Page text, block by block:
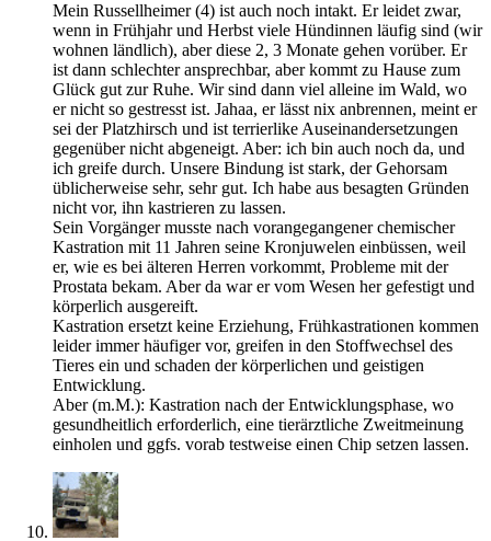
Mein Russellheimer (4) ist auch noch intakt. Er leidet zwar,
wenn in Frühjahr und Herbst viele Hündinnen läufig sind (wir
wohnen ländlich), aber diese 2, 3 Monate gehen vorüber. Er
ist dann schlechter ansprechbar, aber kommt zu Hause zum
Glück gut zur Ruhe. Wir sind dann viel alleine im Wald, wo
er nicht so gestresst ist. Jahaa, er lässt nix anbrennen, meint er
sei der Platzhirsch und ist terrierlike Auseinandersetzungen
gegenüber nicht abgeneigt. Aber: ich bin auch noch da, und
ich greife durch. Unsere Bindung ist stark, der Gehorsam
üblicherweise sehr, sehr gut. Ich habe aus besagten Gründen
nicht vor, ihn kastrieren zu lassen.
Sein Vorgänger musste nach vorangegangener chemischer
Kastration mit 11 Jahren seine Kronjuwelen einbüssen, weil
er, wie es bei älteren Herren vorkommt, Probleme mit der
Prostata bekam. Aber da war er vom Wesen her gefestigt und
körperlich ausgereift.
Kastration ersetzt keine Erziehung, Frühkastrationen kommen
leider immer häufiger vor, greifen in den Stoffwechsel des
Tieres ein und schaden der körperlichen und geistigen
Entwicklung.
Aber (m.M.): Kastration nach der Entwicklungsphase, wo
gesundheitlich erforderlich, eine tierärztliche Zweitmeinung
einholen und ggfs. vorab testweise einen Chip setzen lassen.